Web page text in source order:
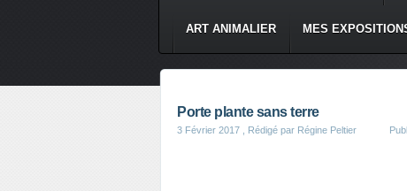
ART ANIMALIER MES
Porte plante sans terre
3 Février 2017 , Rédigé par Régine Peltier